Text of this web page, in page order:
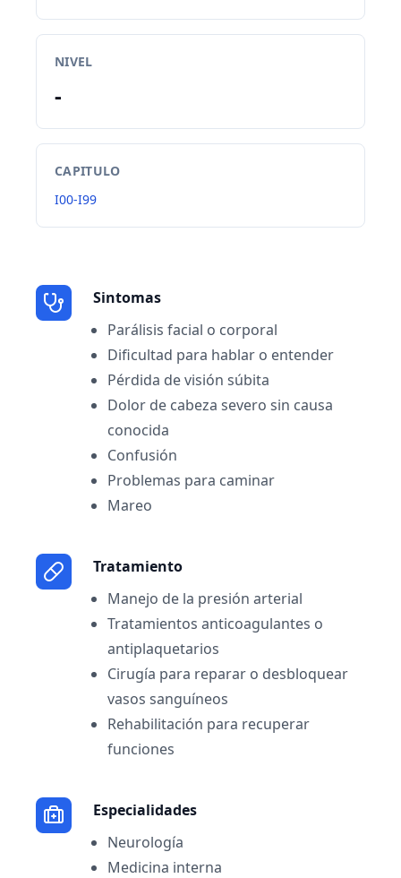
NIVEL
-
CAPITULO
I00-I99
Sintomas
Parálisis facial o corporal
Dificultad para hablar o entender
Pérdida de visión súbita
Dolor de cabeza severo sin causa
conocida
Confusión
Problemas para caminar
Mareo
Tratamiento
Manejo de la presión arterial
Tratamientos anticoagulantes o
antiplaquetarios
Cirugía para reparar o desbloquear
vasos sanguíneos
Rehabilitación para recuperar
funciones
Especialidades
Neurología
Medicina interna